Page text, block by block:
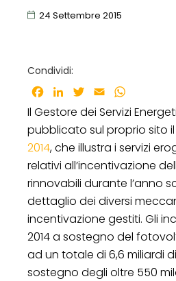
24 Settembre 2015
Condividi:
Facebook
LinkedInTwitter
Email
Il Gestore dei Servizi
pubblicato sul proprio sito il
2014, che illustra i servizi
relativi all’incentivazione
rinnovabili durante l’anno
dettaglio dei diversi
incentivazione gestiti. Gli
2014 a sostegno del
ad un totale di 6,6 miliardi
sostegno degli oltre 550